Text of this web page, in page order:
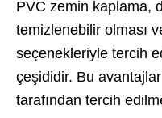
PVC zemin kaplama,
temizlenebilir olması
seçenekleriyle tercih
çeşididir. Bu
tarafından tercih